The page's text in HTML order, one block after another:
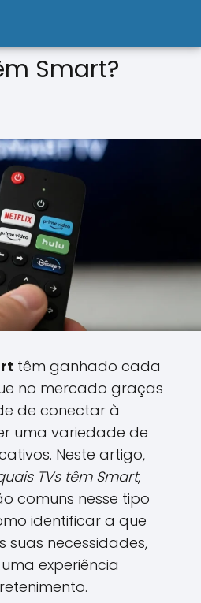
Smart?
têm ganhado cada
no mercado graças
de conectar à
uma variedade de
Neste artigo,
TVs têm Smart,
comuns nesse tipo
identificar a que
suas necessidades,
experiência